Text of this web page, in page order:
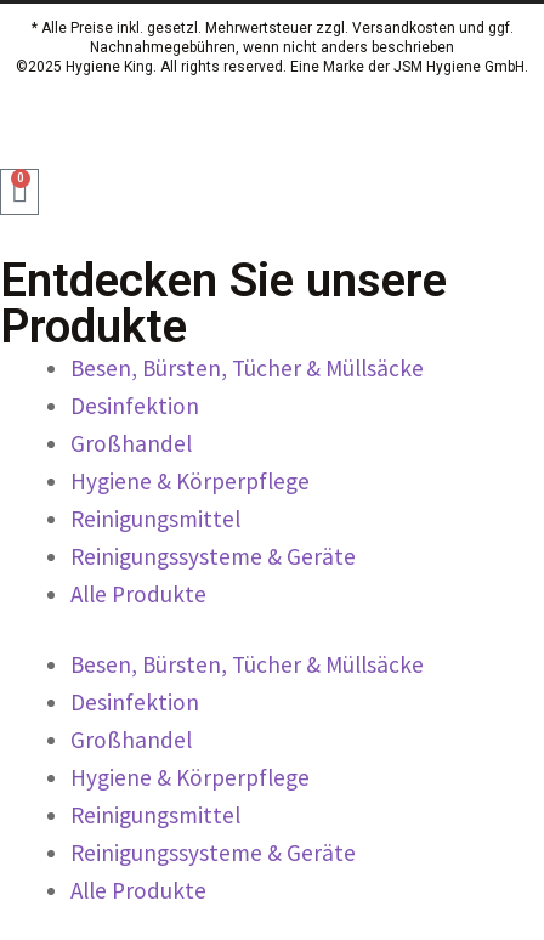
* Alle Preise inkl. gesetzl. Mehrwertsteuer zzgl. Versandkosten und ggf.
Nachnahmegebühren, wenn nicht anders beschrieben
©2025 Hygiene King. All rights reserved. Eine Marke der JSM Hygiene GmbH.
0
Entdecken Sie unsere
Produkte
Besen, Bürsten, Tücher & Müllsäcke
Desinfektion
Großhandel
Hygiene & Körperpflege
Reinigungsmittel
Reinigungssysteme & Geräte
Alle Produkte
Besen, Bürsten, Tücher & Müllsäcke
Desinfektion
Großhandel
Hygiene & Körperpflege
Reinigungsmittel
Reinigungssysteme & Geräte
Alle Produkte